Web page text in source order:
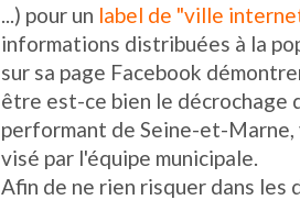
...) pour un label de "ville
informations distribuées à la
sur sa page Facebook
être est-ce bien le décrochage
performant de Seine-et-
visé par l'équipe municipale.
Afin de ne rien risquer dans les